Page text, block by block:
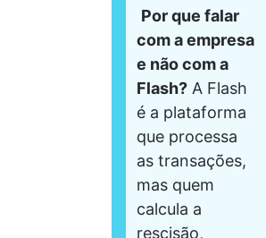
Por que falar
com a empresa
e não com a
Flash? A Flash
é a plataforma
que processa
as transações,
mas quem
calcula a
rescisão,